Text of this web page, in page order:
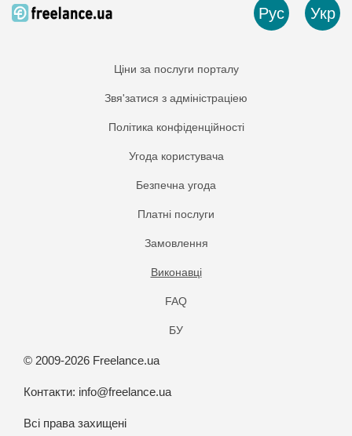
Рус Укр
Ціни за послуги порталу
Звя'затися з адміністраціею
Політика конфіденційності
Угода користувача
Безпечна угода
Платнi послуги
Замовлення
Виконавці
FAQ
БУ
© 2009-2026 Freelance.ua
Контакти: info@freelance.ua
Всі права захищені